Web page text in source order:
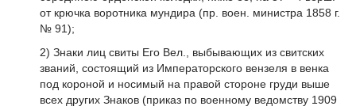
от крючка воротника мундира (пр. воен. министра 1858 г.
№ 91);
2) Знаки лиц свиты Его Вел., выбывающих из свитских
званий, состоящий из Императорского вензеля в венка
под короной и носимый на правой стороне груди выше
всех других Знаков (приказ по военному ведомству 1909